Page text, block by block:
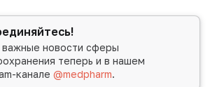
новости сферы
теперь и в нашем
канале@medpharm.